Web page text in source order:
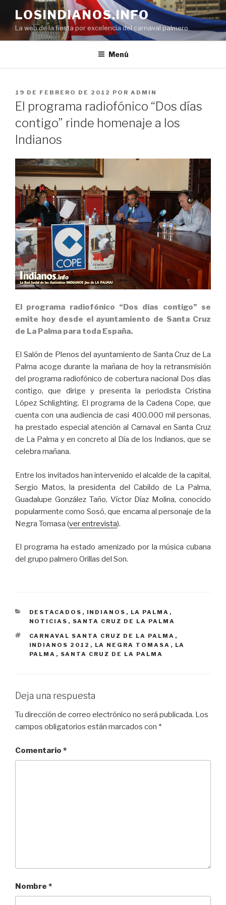
contenido
LOSINDIANOS.INFO
La web de la fiesta por excelencia del carnaval palmero
Menú
PUBLICADO
EL
19 DE FEBRERO DE 2012 POR ADMIN
El programa radiofónico “Dos días
contigo” rinde homenaje a los
Indianos
El programa radiofónico “Dos días contigo” se
emite hoy desde el ayuntamiento de Santa Cruz
de La Palma para toda España.
El Salón de Plenos del ayuntamiento de Santa Cruz de La
Palma acoge durante la mañana de hoy la retransmisión
del programa radiofónico de cobertura nacional Dos días
contigo, que dirige y presenta la periodista Cristina
López Schlighting. El programa de la Cadena Cope, que
cuenta con una audiencia de casi 400.000 mil personas,
ha prestado especial atención al Carnaval en Santa Cruz
de La Palma y en concreto al Día de los Indianos, que se
celebra mañana.
Entre los invitados han intervenido el alcalde de la capital,
Sergio Matos, la presidenta del Cabildo de La Palma,
Guadalupe González Taño, Víctor Díaz Molina, conocido
popularmente como Sosó, que encarna al personaje de la
Negra Tomasa (ver entrevista).
El programa ha estado amenizado por la música cubana
del grupo palmero Orillas del Son.
CATEGORÍAS
DESTACADOS , INDIANOS , LA PALMA ,
NOTICIAS , SANTA CRUZ DE LA PALMA
ETIQUETAS
CARNAVAL SANTA CRUZ DE LA PALMA ,
INDIANOS 2012 , LA NEGRA TOMASA , LA
PALMA , SANTA CRUZ DE LA PALMA
Deja una respuesta
Tu dirección de correo electrónico no será publicada. Los
campos obligatorios están marcados con *
Comentario *
Nombre *